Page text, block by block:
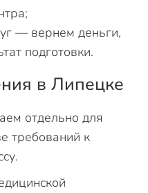
— вернем деньги,
подготовки.
в Липецке
отдельно для
требований к